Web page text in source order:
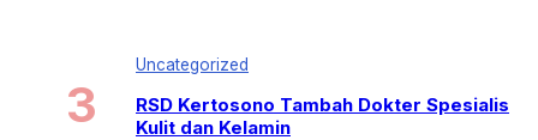
Uncategorized
RSD Kertosono Tambah Dokter Spesialis
Kulit dan Kelamin